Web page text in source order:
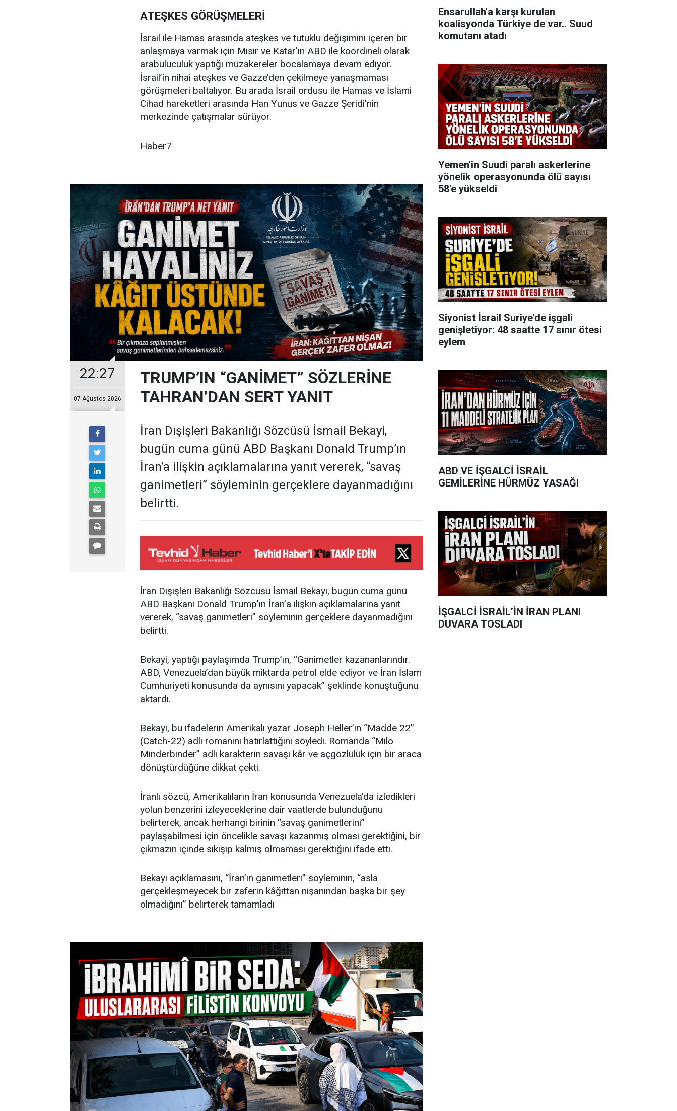
ATEŞKES GÖRÜŞMELERİ
İsrail ile Hamas arasında ateşkes ve tutuklu değişimini içeren bir
anlaşmaya varmak için Mısır ve Katar'ın ABD ile koordineli olarak
arabuluculuk yaptığı müzakereler bocalamaya devam ediyor.
İsrail’in nihai ateşkes ve Gazze’den çekilmeye yanaşmaması
görüşmeleri baltalıyor. Bu arada İsrail ordusu ile Hamas ve İslami
Cihad hareketleri arasında Han Yunus ve Gazze Şeridi'nin
merkezinde çatışmalar sürüyor.
Haber7
22:27
07 Ağustos 2026
TRUMP’IN “GANİMET” SÖZLERİNE
TAHRAN’DAN SERT YANIT
İran Dışişleri Bakanlığı Sözcüsü İsmail Bekayi,
bugün cuma günü ABD Başkanı Donald Trump’ın
İran’a ilişkin açıklamalarına yanıt vererek, “savaş
ganimetleri” söyleminin gerçeklere dayanmadığını
belirtti.
İran Dışişleri Bakanlığı Sözcüsü İsmail Bekayi, bugün cuma günü
ABD Başkanı Donald Trump’ın İran’a ilişkin açıklamalarına yanıt
vererek, “savaş ganimetleri” söyleminin gerçeklere dayanmadığını
belirtti.
Bekayi, yaptığı paylaşımda Trump’ın, “Ganimetler kazananlarındır.
ABD, Venezuela’dan büyük miktarda petrol elde ediyor ve İran İslam
Cumhuriyeti konusunda da aynısını yapacak” şeklinde konuştuğunu
aktardı.
Bekayi, bu ifadelerin Amerikalı yazar Joseph Heller’in “Madde 22”
(Catch-22) adlı romanını hatırlattığını söyledi. Romanda “Milo
Minderbinder” adlı karakterin savaşı kâr ve açgözlülük için bir araca
dönüştürdüğüne dikkat çekti.
İranlı sözcü, Amerikalıların İran konusunda Venezuela’da izledikleri
yolun benzerini izleyeceklerine dair vaatlerde bulunduğunu
belirterek, ancak herhangi birinin “savaş ganimetlerini”
paylaşabilmesi için öncelikle savaşı kazanmış olması gerektiğini, bir
çıkmazın içinde sıkışıp kalmış olmaması gerektiğini ifade etti.
Bekayi açıklamasını, “İran’ın ganimetleri” söyleminin, “asla
gerçekleşmeyecek bir zaferin kâğıttan nişanından başka bir şey
olmadığını” belirterek tamamladı
Ensarullah'a karşı kurulan
koalisyonda Türkiye de var.. Suud
komutanı atadı
Yemen'in Suudi paralı askerlerine
yönelik operasyonunda ölü sayısı
58'e yükseldi
Siyonist İsrail Suriye'de işgali
genişletiyor: 48 saatte 17 sınır ötesi
eylem
ABD VE İŞGALCİ İSRAİL
GEMİLERİNE HÜRMÜZ YASAĞI
İŞGALCİ İSRAİL’İN İRAN PLANI
DUVARA TOSLADI